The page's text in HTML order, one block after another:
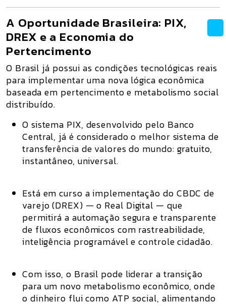
A Oportunidade Brasileira: PIX,
DREX e a Economia do
Pertencimento
O Brasil já possui as condições tecnológicas reais
para implementar uma nova lógica econômica
baseada em pertencimento e metabolismo social
distribuído.
O sistema PIX, desenvolvido pelo Banco
Central, já é consideradoo melhor sistema de
transferência de valores do mundo: gratuito,
instantâneo, universal.
Está em curso a implementação do CBDC de
varejo (DREX) — o Real Digital — que
permitirá a automação segura e transparente
de fluxos econômicos com rastreabilidade,
inteligência programável e controle cidadão.
Com isso, o Brasil pode liderar a transição
para um novo metabolismo econômico, onde
o dinheiro flui como ATP social, alimentando